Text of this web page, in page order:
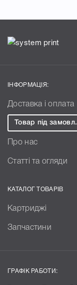
ІНФОРМАЦІЯ:
Доставка і оплата
Товар під замовл.
Про нас
Статті та огляди
КАТАЛОГ ТОВАРІВ
Картриджі
Запчастини
ГРАФІК РАБОТИ: